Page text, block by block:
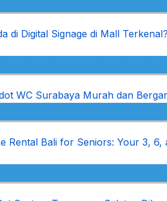
di Digital Signage di Mall
WC Surabaya Murah dan
Rental Bali for Seniors: Your 3, 6,